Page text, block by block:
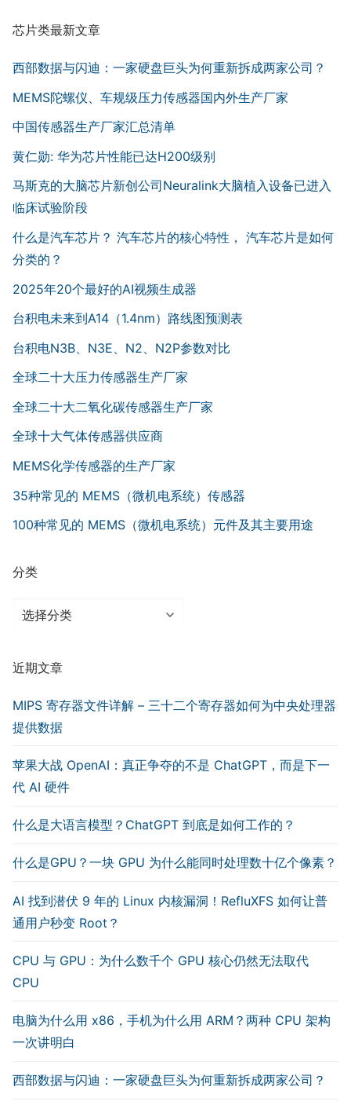
芯片类最新文章
西部数据与闪迪：一家硬盘巨头为何重新拆成两家公司？
MEMS陀螺仪、车规级压力传感器国内外生产厂家
中国传感器生产厂家汇总清单
黄仁勋: 华为芯片性能已达H200级别
马斯克的大脑芯片新创公司Neuralink大脑植入设备已进入
临床试验阶段
什么是汽车芯片？ 汽车芯片的核心特性， 汽车芯片是如何
分类的？
2025年20个最好的AI视频生成器
台积电未来到A14（1.4nm）路线图预测表
台积电N3B、N3E、N2、N2P参数对比
全球二十大压力传感器生产厂家
全球二十大二氧化碳传感器生产厂家
全球十大气体传感器供应商
MEMS化学传感器的生产厂家
35种常见的 MEMS（微机电系统）传感器
100种常见的 MEMS（微机电系统）元件及其主要用途
分类
分
近期文章
MIPS 寄存器文件详解 – 三十二个寄存器如何为中央处理器
提供数据
苹果大战 OpenAI：真正争夺的不是 ChatGPT，而是下一
代 AI 硬件
什么是大语言模型？ChatGPT 到底是如何工作的？
什么是GPU？一块 GPU 为什么能同时处理数十亿个像素？
AI 找到潜伏 9 年的 Linux 内核漏洞！RefluXFS 如何让普
通用户秒变 Root？
CPU 与 GPU：为什么数千个 GPU 核心仍然无法取代
CPU
电脑为什么用 x86，手机为什么用 ARM？两种 CPU 架构
一次讲明白
西部数据与闪迪：一家硬盘巨头为何重新拆成两家公司？